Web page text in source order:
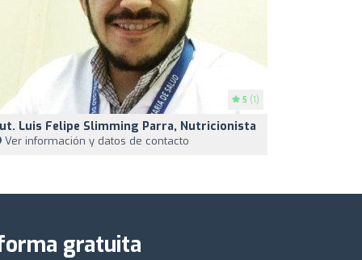
5 (1)
Luis Felipe Slimming Parra, Nutricionista
Ver información y datos de contacto
gratuita